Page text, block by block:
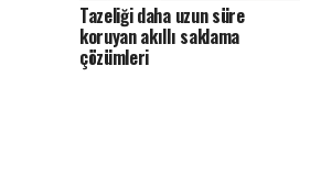
Tazeliği daha uzun süre
koruyan akıllı saklama
çözümleri